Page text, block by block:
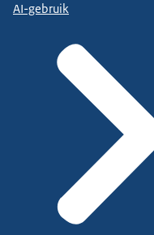
AI-gebruik